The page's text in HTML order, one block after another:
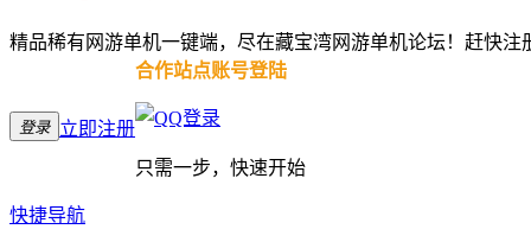
精品稀有网游单机一键端，尽在藏宝湾网游单机论坛！赶快注
登录 立即注册
合作站点账号登陆
只需一步，快速开始
快捷导航